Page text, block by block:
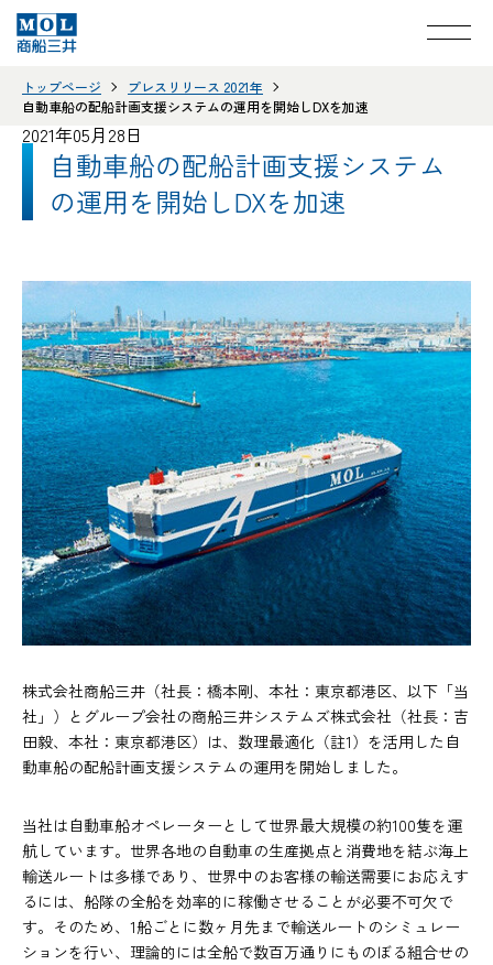
トップページ
プレスリリース 2021年
自動車船の配船計画支援システムの運用を開始しDXを加速
2021年05月28日
自動車船の配船計画支援システム
の運用を開始しDXを加速
株式会社商船三井（社長：橋本剛、本社：東京都港区、以下「当
社」）とグループ会社の商船三井システムズ株式会社（社長：吉
田毅、本社：東京都港区）は、数理最適化（註1）を活用した自
動車船の配船計画支援システムの運用を開始しました。
当社は自動車船オペレーターとして世界最大規模の約100隻を運
航しています。世界各地の自動車の生産拠点と消費地を結ぶ海上
輸送ルートは多様であり、世界中のお客様の輸送需要にお応えす
るには、船隊の全船を効率的に稼働させることが必要不可欠で
す。そのため、1船ごとに数ヶ月先まで輸送ルートのシミュレー
ションを行い、理論的には全船で数百万通りにものぼる組合せの